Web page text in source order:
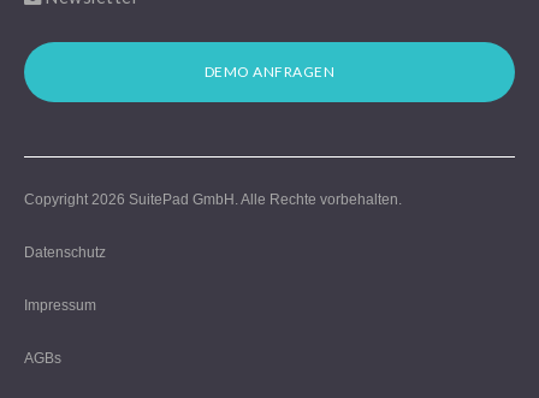
DEMO ANFRAGEN
Copyright 2026 SuitePad GmbH . Alle Rechte vorbehalten.
Datenschutz
Impressum
AGBs